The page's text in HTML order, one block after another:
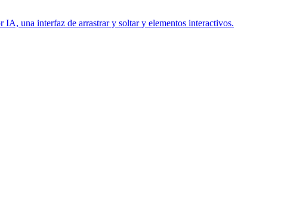
IA, una interfaz de arrastrar y soltar y elementos interactivos.